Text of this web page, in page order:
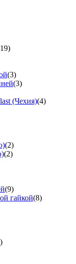
(3)
(3)
(Чехия)(4)
(2)
(2)
(9)
гайкой(8)